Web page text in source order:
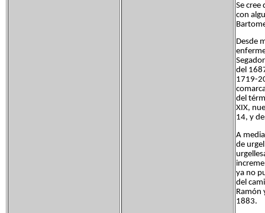
Se cree
con
Desde
del
1719-
del
XIX,
14, y
A
de
ya no
del
Ramón
1883.